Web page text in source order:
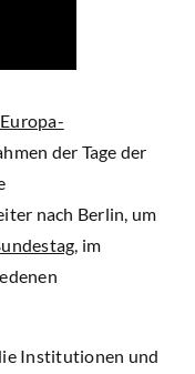
Europa-
der Tage der
nach Berlin, um
, im
Institutionen und